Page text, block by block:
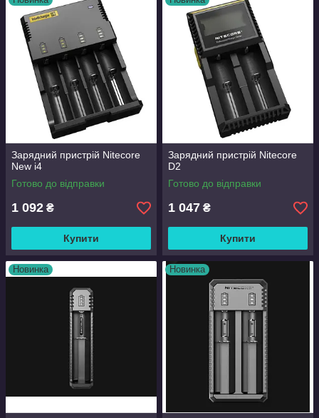
Зарядний пристрій Nitecore
New i4
Готово до відправки
1 092 ₴
Купити
Зарядний пристрій Nitecore
D2
Готово до відправки
1 047 ₴
Купити
Новинка Новинка